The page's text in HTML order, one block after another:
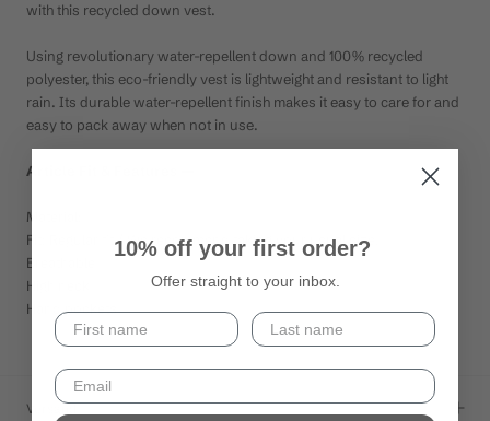
with this recycled down vest.
Using revolutionary water-repellent down and 100% recycled
polyester, this eco-friendly vest is lightweight and resistant to light
rain. Its durable water-repellent finish makes it easy to care for and
easy to pack away when not in use.
Article Fit & Features —
Material:
Fit: Regular fit / We recommend taking your usual size.
Breathable
High neck
Hand pockets
Versand
10% off your first order?
Offer straight to your inbox.